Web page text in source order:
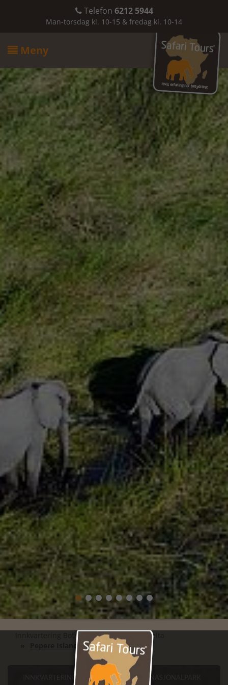
Telefon 6212 5944
Man-torsdag kl. 10-15 & fredag kl. 10-14
 Meny
Innkvartering Botswana
Okavango Delta
Pepere Island Lodge
INNKVARTERING BOTSWANA
CHOBE NASJONALPARK